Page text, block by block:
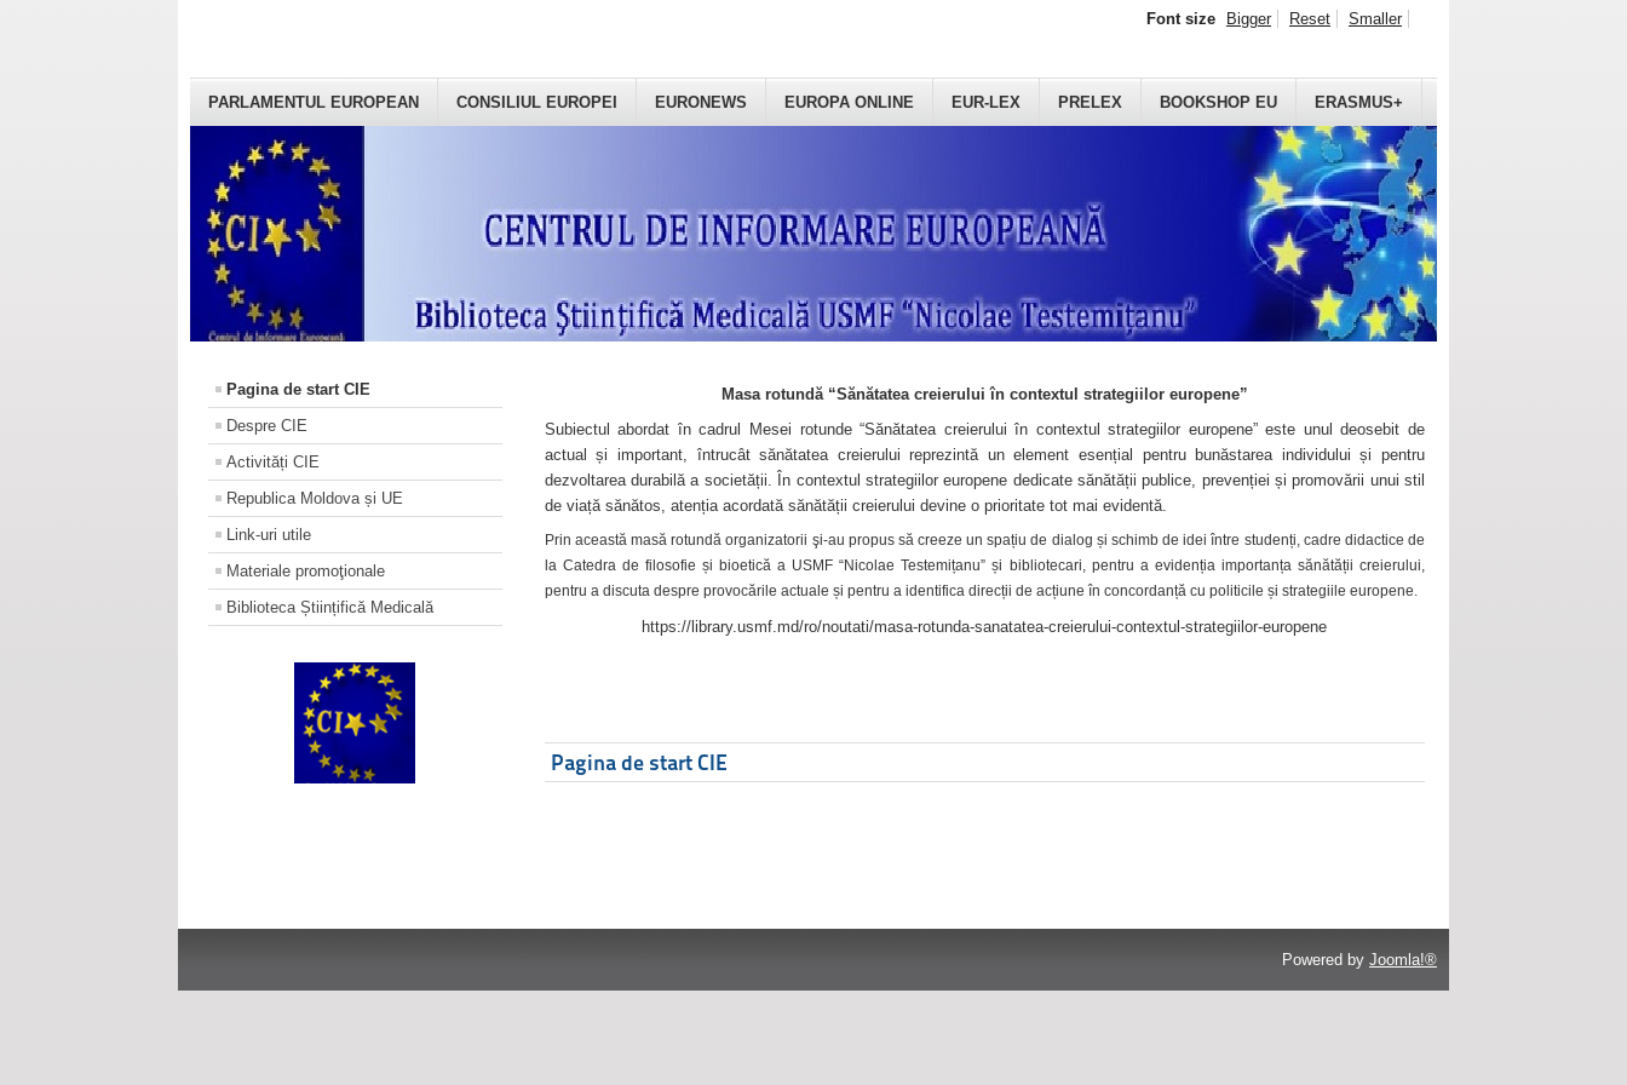
PARLAMENTUL EUROPEAN CONSILIUL EUROPEI EURONEWS EUROPA ONLINE EUR-LEX PRELEX BOOKSHOP EU ERASMUS+
Font size Bigger Reset Smaller
Pagina de start CIE
Despre CIE
Activități CIE
Republica Moldova și UE
Link-uri utile
Materiale promoţionale
Biblioteca Științifică Medicală
Masa rotundă “Sănătatea creierului în contextul strategiilor europene”
Subiectul abordat în cadrul Mesei rotunde “Sănătatea creierului în contextul strategiilor europene” este unul deosebit de
actual și important, întrucât sănătatea creierului reprezintă un element esențial pentru bunăstarea individului și pentru
dezvoltarea durabilă a societății. În contextul strategiilor europene dedicate sănătății publice, prevenției și promovării unui stil
de viață sănătos, atenția acordată sănătății creierului devine o prioritate tot mai evidentă.
Prin această masă rotundă organizatorii şi-au propus să creeze un spațiu de dialog și schimb de idei între studenți, cadre didactice de
la Catedra de filosofie și bioetică a USMF “Nicolae Testemițanu” și bibliotecari, pentru a evidenția importanța sănătății creierului,
pentru a discuta despre provocările actuale și pentru a identifica direcții de acțiune în concordanță cu politicile și strategiile europene.
https://library.usmf.md/ro/noutati/masa-rotunda-sanatatea-creierului-contextul-strategiilor-europene
Pagina de start CIE
Powered by Joomla!®